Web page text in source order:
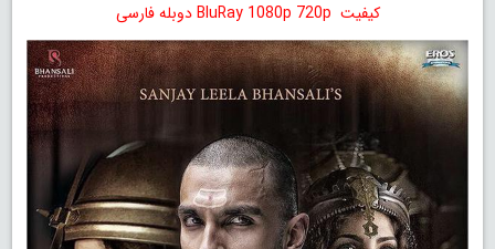
کیفیت BluRay 1080p 720p دوبله فارسی